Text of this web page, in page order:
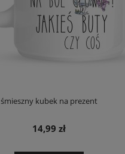
śmieszny kubek na prezent
14,99 zł